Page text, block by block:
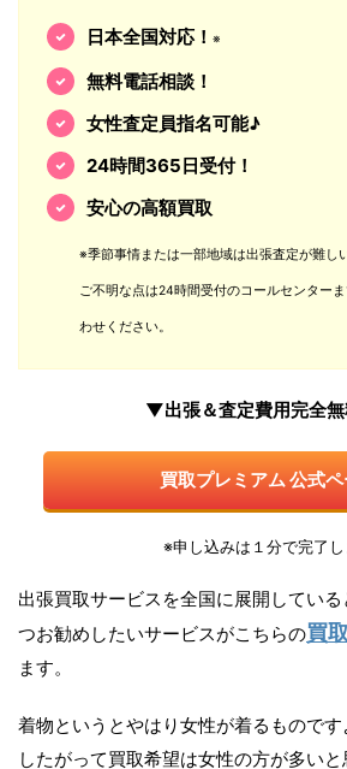
日本全国対応！ ※
無料電話相談！
女性査定員指名可能♪
24時間365日受付！
安心の高額買取
※季節事情または一部地域は出張査定が難し
ご不明な点は24時間受付のコールセンター
わせください。
▼出張＆査定費用完全
買取プレミアム 公式
※申し込みは１分で完了し
出張買取サービスを全国に展開してい
つお勧めしたいサービスがこちらの買
ます。
着物というとやはり女性が着るものです
したがって買取希望は女性の方が多いと